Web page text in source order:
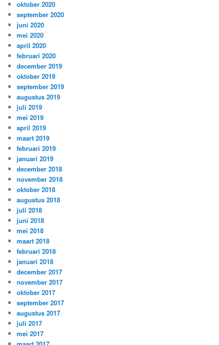
oktober 2020
september 2020
juni 2020
mei 2020
april 2020
februari 2020
december 2019
oktober 2019
september 2019
augustus 2019
juli 2019
mei 2019
april 2019
maart 2019
februari 2019
januari 2019
december 2018
november 2018
oktober 2018
augustus 2018
juli 2018
juni 2018
mei 2018
maart 2018
februari 2018
januari 2018
december 2017
november 2017
oktober 2017
september 2017
augustus 2017
juli 2017
mei 2017